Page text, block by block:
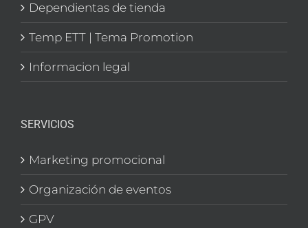
Dependientas de tienda
Temp ETT | Tema Promotion
Informacion legal
SERVICIOS
Marketing promocional
Organización de eventos
GPV